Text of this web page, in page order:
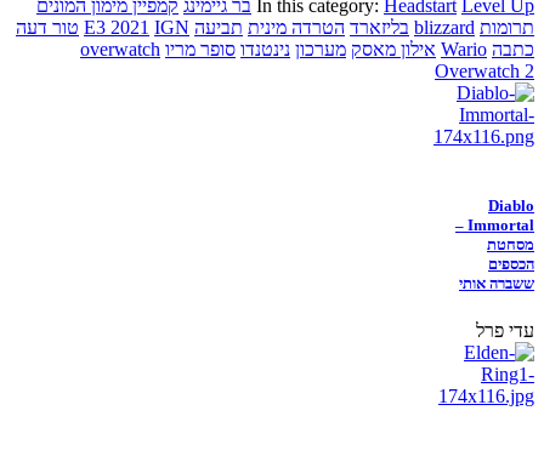
In this category: Headstart Level Up בר גיימינג קמפיין מימון המונים
תרומות blizzard בליזארד הטרדה מינית תביעה E3 2021 IGN
טור דעה
כתבה Wario אילון מאסק מערכון נינטנדו סופר מריו overwatch
Overwatch 2
Diablo
Immortal –
מסחטת
הכספים
ששברה אותי
עדי פרל